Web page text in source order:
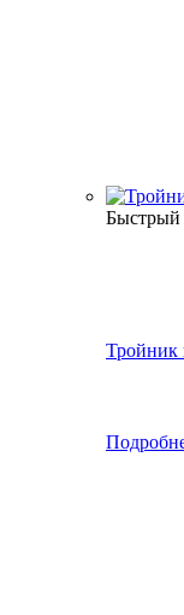
Быстрый
Тройник